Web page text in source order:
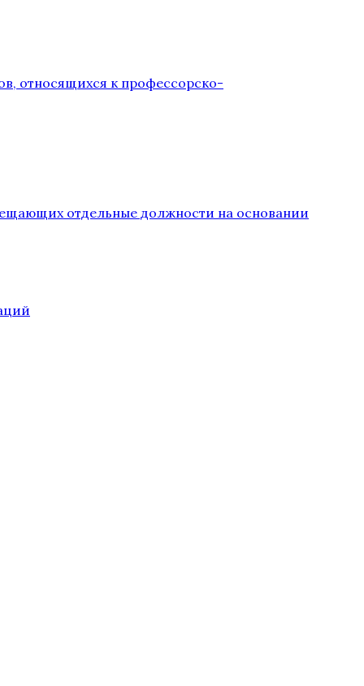
относящихся к профессорско-
отдельные должности на основании